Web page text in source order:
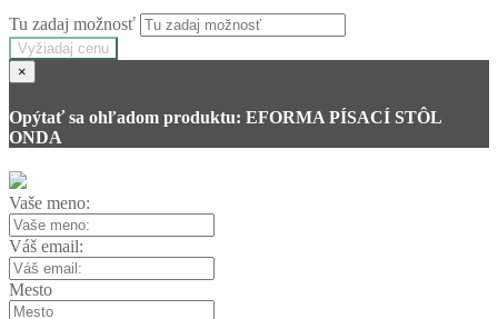
Tu zadaj možnosť
Vyžiadaj cenu
×
Opýtať sa ohľadom produktu: EFORMA PÍSACÍ STÔL
ONDA
Vaše meno:
Váš email:
Mesto